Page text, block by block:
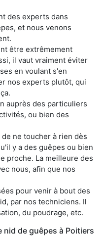
des experts dans
et nous venons
être extrêmement
il vaut vraiment éviter
en voulant s'en
nos experts plutôt, qui
auprès des particuliers
ou bien des
ne toucher à rien dès
y a des guêpes ou bien
proche. La meilleure des
nous, afin que nos
pour venir à bout des
par nos techniciens. Il
du poudrage, etc.
de guêpes à Poitiers